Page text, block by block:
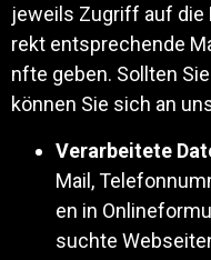
jeweils Zugriff auf die
rekt entsprechende
nfte geben. Sollten
können Sie sich an
Verarbeitete
Mail,
en in
suchte